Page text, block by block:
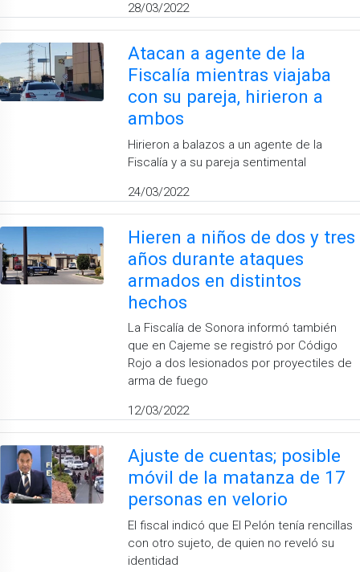
28/03/2022
Atacan a agente de la
Fiscalía mientras viajaba
con su pareja, hirieron a
ambos
Hirieron a balazos a un agente de la
Fiscalía y a su pareja sentimental
24/03/2022
Hieren a niños de dos y tres
años durante ataques
armados en distintos
hechos
La Fiscalía de Sonora informó también
que en Cajeme se registró por Código
Rojo a dos lesionados por proyectiles de
arma de fuego
12/03/2022
Ajuste de cuentas; posible
móvil de la matanza de 17
personas en velorio
El fiscal indicó que El Pelón tenía rencillas
con otro sujeto, de quien no reveló su
identidad